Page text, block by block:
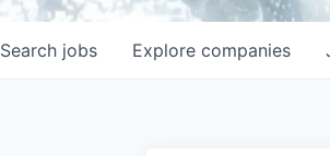
Search jobs Explore companies